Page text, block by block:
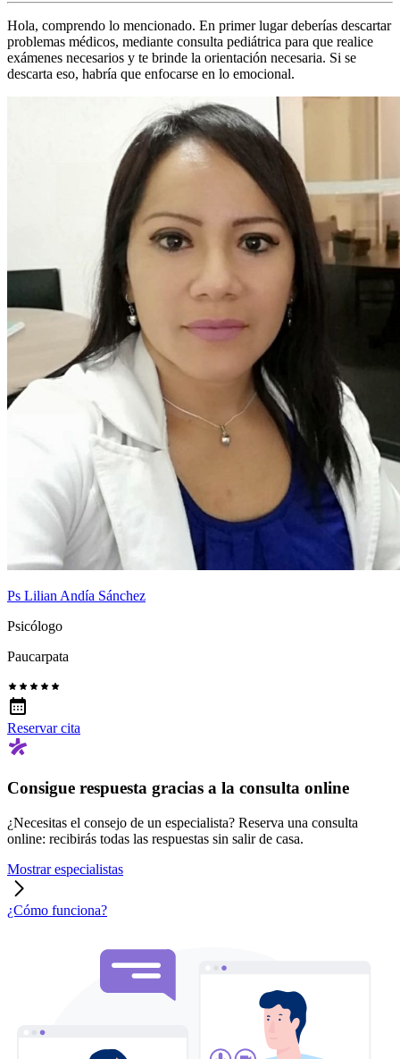
Hola, comprendo lo mencionado. En primer lugar deberías descartar
problemas médicos, mediante consulta pediátrica para que realice
exámenes necesarios y te brinde la orientación necesaria. Si se
descarta eso, habría que enfocarse en lo emocional.
Ps Lilian Andía Sánchez
Psicólogo
Paucarpata
Reservar cita
Consigue respuesta gracias a la consulta online
¿Necesitas el consejo de un especialista? Reserva una consulta
online: recibirás todas las respuestas sin salir de casa.
Mostrar especialistas
¿Cómo funciona?